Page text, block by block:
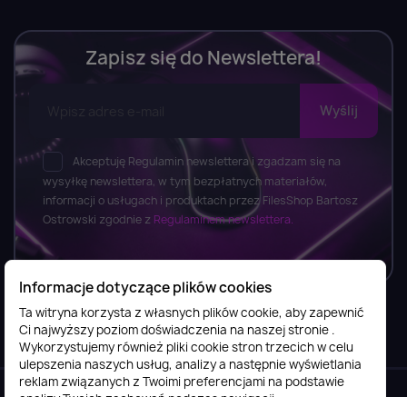
Zapisz się do Newslettera!
Akceptuję Regulamin newslettera i zgadzam się na
wysyłkę newslettera, w tym bezpłatnych materiałów,
informacji o usługach i produktach przez FilesShop Bartosz
Ostrowski zgodnie z Regulaminem newslettera.
Informacje
Obsługa klienta
Informacje dotyczące plików cookies
Ta witryna korzysta z własnych plików cookie, aby zapewnić
Ci najwyższy poziom doświadczenia na naszej stronie .
Wykorzystujemy również pliki cookie stron trzecich w celu
ulepszenia naszych usług, analizy a następnie wyświetlania
reklam związanych z Twoimi preferencjami na podstawie